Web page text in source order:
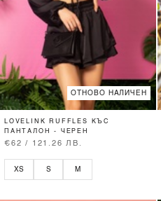
ОТНОВО НАЛИЧЕН
LOVELINK RUFFLES КЪС
ПАНТАЛОН - ЧЕРЕН
€62 / 121.26 ЛВ.
XS S M